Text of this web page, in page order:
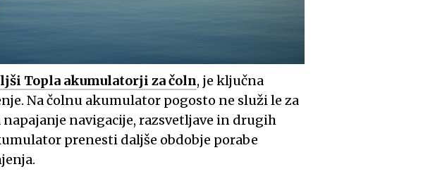
Topla akumulatorji za čoln, je ključna
Na čolnu akumulator pogosto ne služi le za
navigacije, razsvetljave in drugih
prenesti daljše obdobje porabe